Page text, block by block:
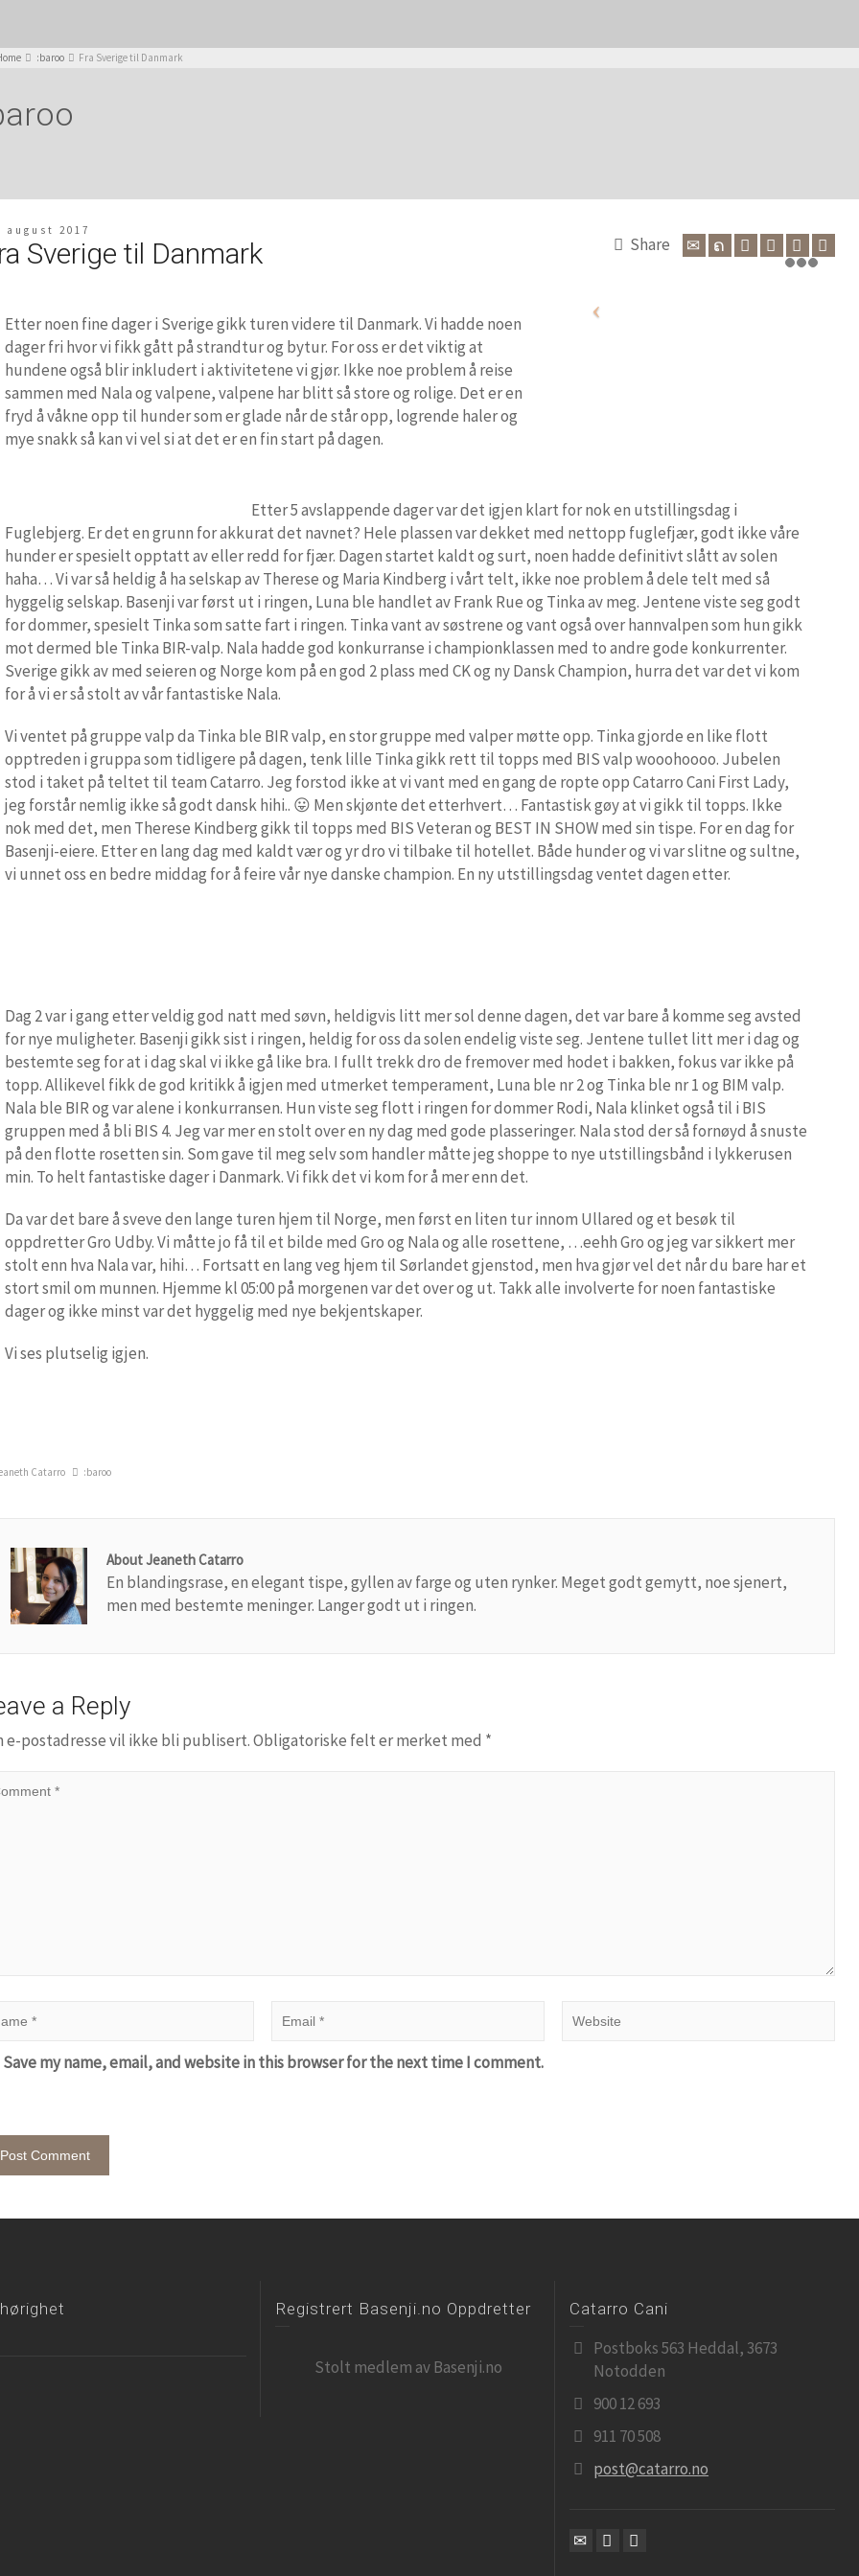
:baroo Fra Sverige til Danmark
august 2017
Sverige til Danmark Share
Etter noen fine dager i Sverige gikk turen videre til Danmark. Vi hadde noen
dager fri hvor vi fikk gått på strandtur og bytur. For oss er det viktig at
hundene også blir inkludert i aktivitetene vi gjør. Ikke noe problem å reise
sammen med Nala og valpene, valpene har blitt så store og rolige. Det er en
fryd å våkne opp til hunder som er glade når de står opp, logrende haler og
mye snakk så kan vi vel si at det er en fin start på dagen.
Etter 5 avslappende dager var det igjen klart for nok en utstillingsdag i
Fuglebjerg. Er det en grunn for akkurat det navnet? Hele plassen var dekket med nettopp fuglefjær, godt ikke våre
hunder er spesielt opptatt av eller redd for fjær. Dagen startet kaldt og surt, noen hadde definitivt slått av solen
haha… Vi var så heldig å ha selskap av Therese og Maria Kindberg i vårt telt, ikke noe problem å dele telt med så
hyggelig selskap. Basenji var først ut i ringen, Luna ble handlet av Frank Rue og Tinka av meg. Jentene viste seg godt
for dommer, spesielt Tinka som satte fart i ringen. Tinka vant av søstrene og vant også over hannvalpen som hun gikk
mot dermed ble Tinka BIR-valp. Nala hadde god konkurranse i championklassen med to andre gode konkurrenter.
Sverige gikk av med seieren og Norge kom på en god 2 plass med CK og ny Dansk Champion, hurra det var det vi kom
for å vi er så stolt av vår fantastiske Nala.
Vi ventet på gruppe valp da Tinka ble BIR valp, en stor gruppe med valper møtte opp. Tinka gjorde en like flott
opptreden i gruppa som tidligere på dagen, tenk lille Tinka gikk rett til topps med BIS valp wooohoooo. Jubelen
stod i taket på teltet til team Catarro. Jeg forstod ikke at vi vant med en gang de ropte opp Catarro Cani First Lady,
jeg forstår nemlig ikke så godt dansk hihi.. 😛 Men skjønte det etterhvert… Fantastisk gøy at vi gikk til topps. Ikke
nok med det, men Therese Kindberg gikk til topps med BIS Veteran og BEST IN SHOW med sin tispe. For en dag for
Basenji-eiere. Etter en lang dag med kaldt vær og yr dro vi tilbake til hotellet. Både hunder og vi var slitne og sultne,
vi unnet oss en bedre middag for å feire vår nye danske champion. En ny utstillingsdag ventet dagen etter.
Dag 2 var i gang etter veldig god natt med søvn, heldigvis litt mer sol denne dagen, det var bare å komme seg avsted
for nye muligheter. Basenji gikk sist i ringen, heldig for oss da solen endelig viste seg. Jentene tullet litt mer i dag og
bestemte seg for at i dag skal vi ikke gå like bra. I fullt trekk dro de fremover med hodet i bakken, fokus var ikke på
topp. Allikevel fikk de god kritikk å igjen med utmerket temperament, Luna ble nr 2 og Tinka ble nr 1 og BIM valp.
Nala ble BIR og var alene i konkurransen. Hun viste seg flott i ringen for dommer Rodi, Nala klinket også til i BIS
gruppen med å bli BIS 4. Jeg var mer en stolt over en ny dag med gode plasseringer. Nala stod der så fornøyd å snuste
på den flotte rosetten sin. Som gave til meg selv som handler måtte jeg shoppe to nye utstillingsbånd i lykkerusen
min. To helt fantastiske dager i Danmark. Vi fikk det vi kom for å mer enn det.
Da var det bare å sveve den lange turen hjem til Norge, men først en liten tur innom Ullared og et besøk til
oppdretter Gro Udby. Vi måtte jo få til et bilde med Gro og Nala og alle rosettene, …eehh Gro og jeg var sikkert mer
stolt enn hva Nala var, hihi… Fortsatt en lang veg hjem til Sørlandet gjenstod, men hva gjør vel det når du bare har et
stort smil om munnen. Hjemme kl 05:00 på morgenen var det over og ut. Takk alle involverte for noen fantastiske
dager og ikke minst var det hyggelig med nye bekjentskaper.
Vi ses plutselig igjen.
Catarro :baroo
About Jeaneth Catarro
En blandingsrase, en elegant tispe, gyllen av farge og uten rynker. Meget godt gemytt, noe sjenert,
men med bestemte meninger. Langer godt ut i ringen.
a Reply
e-postadresse vil ikke bli publisert.Obligatoriske felt er merket med *
Save my name, email, and website in this browser for the next time I comment.
Registrert Basenji.no Oppdretter
Stolt medlem av Basenji.no
Catarro Cani
Postboks 563 Heddal, 3673
Notodden
900 12 693
911 70 508
post@catarro.no